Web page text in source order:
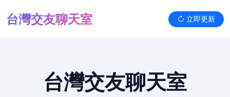
台灣交友聊天室 立即更新
台灣交友聊天室